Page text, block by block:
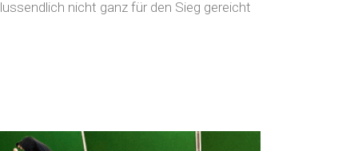
nicht ganz für den Sieg gereicht